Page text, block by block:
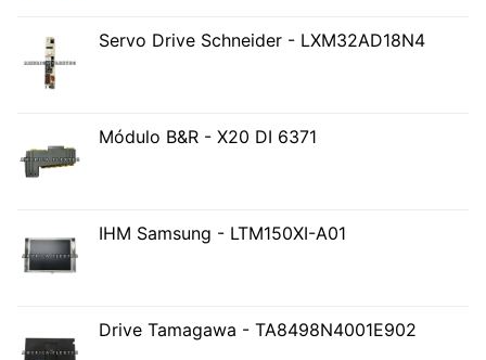
Servo Drive Schneider - LXM32AD18N4
Módulo B&R - X20 DI 6371
IHM Samsung - LTM150XI-A01
Drive Tamagawa - TA8498N4001E902